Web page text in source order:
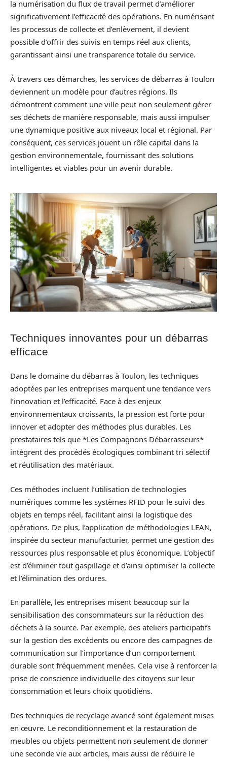
la numérisation du flux de travail permet d’améliorer
significativement l’efficacité des opérations. En numérisant
les processus de collecte et d’enlèvement, il devient
possible d’offrir des suivis en temps réel aux clients,
garantissant ainsi une transparence totale du service.
À travers ces démarches, les services de débarras à Toulon
deviennent un modèle pour d’autres régions. Ils
démontrent comment une ville peut non seulement gérer
ses déchets de manière responsable, mais aussi impulser
une dynamique positive aux niveaux local et régional. Par
conséquent, ces services jouent un rôle capital dans la
gestion environnementale, fournissant des solutions
intelligentes et viables pour un avenir durable.
Techniques innovantes pour un débarras
efficace
Dans le domaine du débarras à Toulon, les techniques
adoptées par les entreprises marquent une tendance vers
l’innovation et l’efficacité. Face à des enjeux
environnementaux croissants, la pression est forte pour
innover et adopter des méthodes plus durables. Les
prestataires tels que *Les Compagnons Débarrasseurs*
intègrent des procédés écologiques combinant tri sélectif
et réutilisation des matériaux.
Ces méthodes incluent l’utilisation de technologies
numériques comme les systèmes RFID pour le suivi des
objets en temps réel, facilitant ainsi la logistique des
opérations. De plus, l’application de méthodologies LEAN,
inspirée du secteur manufacturier, permet une gestion des
ressources plus responsable et plus économique. L’objectif
est d’éliminer tout gaspillage et d’ainsi optimiser la collecte
et l’élimination des ordures.
En parallèle, les entreprises misent beaucoup sur la
sensibilisation des consommateurs sur la réduction des
déchets à la source. Par exemple, des ateliers participatifs
sur la gestion des excédents ou encore des campagnes de
communication sur l’importance d’un comportement
durable sont fréquemment menées. Cela vise à renforcer la
prise de conscience individuelle des citoyens sur leur
consommation et leurs choix quotidiens.
Des techniques de recyclage avancé sont également mises
en œuvre. Le reconditionnement et la restauration de
meubles ou objets permettent non seulement de donner
une seconde vie aux articles, mais aussi de réduire le